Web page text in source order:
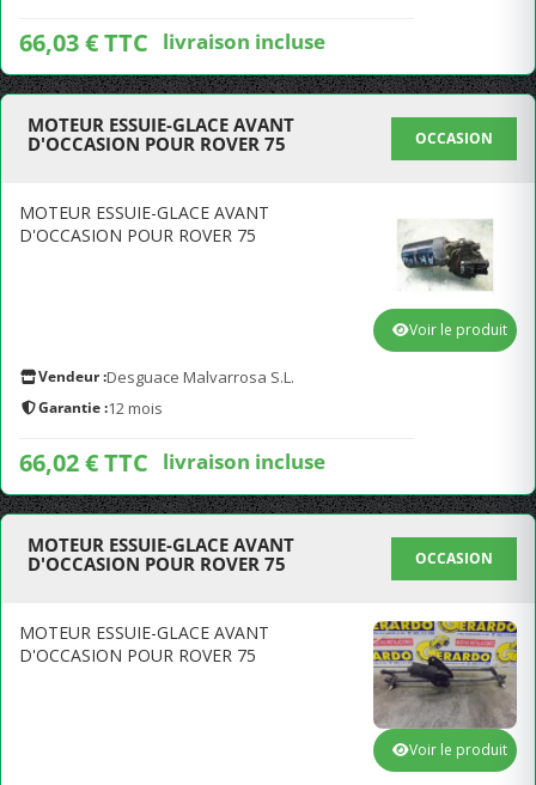
66,03 € TTC livraison incluse
MOTEUR ESSUIE-GLACE AVANT
D'OCCASION POUR ROVER 75
OCCASION
MOTEUR ESSUIE-GLACE AVANT
D'OCCASION POUR ROVER 75
Vendeur :Desguace Malvarrosa S.L.
Garantie :12 mois
66,02 € TTC livraison incluse
Voir le produit
MOTEUR ESSUIE-GLACE AVANT
D'OCCASION POUR ROVER 75
OCCASION
MOTEUR ESSUIE-GLACE AVANT
D'OCCASION POUR ROVER 75
Voir le produit